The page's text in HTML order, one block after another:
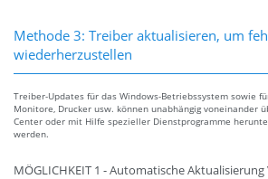
Methode 3: Treiber aktualisieren, um
wiederherzustellen
Treiber-Updates für das Windows-Betriebssystem sowie
Monitore, Drucker usw. können unabhängig voneinander
Center oder mit Hilfe spezieller Dienstprogramme
werden.
MÖGLICHKEIT 1 - Automatische